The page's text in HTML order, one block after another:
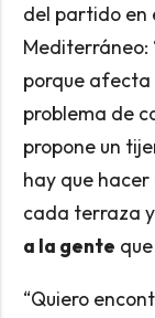
del partido en
Mediterráneo:
porque afecta
problema de
propone un
hay que hacer
cada terraza y
a la gente
“Quiero